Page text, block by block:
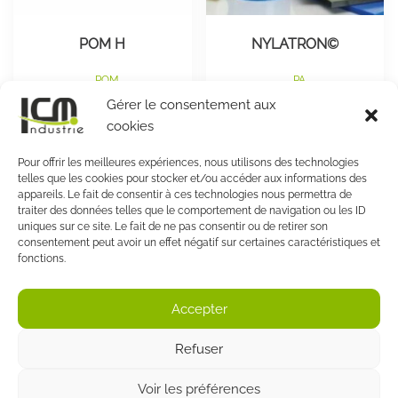
Gérer le consentement aux
cookies
Pour offrir les meilleures expériences, nous utilisons des technologies
telles que les cookies pour stocker et/ou accéder aux informations des
appareils. Le fait de consentir à ces technologies nous permettra de
traiter des données telles que le comportement de navigation ou les ID
uniques sur ce site. Le fait de ne pas consentir ou de retirer son
consentement peut avoir un effet négatif sur certaines caractéristiques et
fonctions.
Accepter
Refuser
Voir les préférences
POM H
POM
12,00€ 36,00 €Plage
12,00 €
à
36,00 €
HT
Choix des options
NYLATRON©
PA
24,00€
de
Choix des options
page
ICM Industrie© 2026 | Siège social : 18 Rue Des Frères
Lumière, 69680 Chassieu, FRANCE
ventes | Mentions légales